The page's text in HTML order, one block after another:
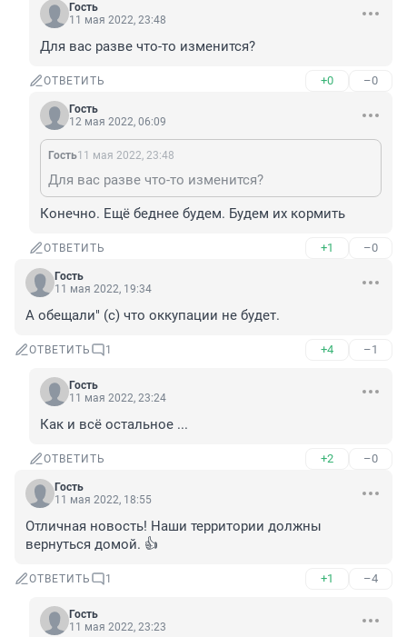
Гость
11 мая 2022, 23:48
Для вас разве что-то изменится?
ОТВЕТИТЬ +0 –0
Гость
12 мая 2022, 06:09
Гость11 мая 2022, 23:48
Для вас разве что-то изменится?
Конечно. Ещё беднее будем. Будем их кормить
ОТВЕТИТЬ +1 –0
Гость
11 мая 2022, 19:34
А обещали" (с) что оккупации не будет.
ОТВЕТИТЬ 1 +4 –1
Гость
11 мая 2022, 23:24
Как и всё остальное ...
ОТВЕТИТЬ +2 –0
Гость
11 мая 2022, 18:55
Отличная новость! Наши территории должны
вернуться домой. 👍
ОТВЕТИТЬ 1 +1 –4
Гость
11 мая 2022, 23:23